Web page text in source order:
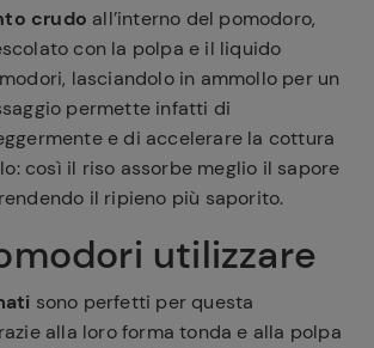
crudo all’interno del pomodoro,
con la polpa e il liquido
lasciandolo in ammollo per un
permette infatti di
e di accelerare la cottura
così il riso assorbe meglio il sapore
il ripieno più saporito.
utilizzare
sono perfetti per questa
alla loro forma tonda e alla polpa